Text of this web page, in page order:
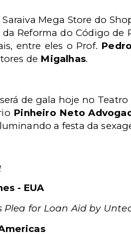
Saraiva Mega Store do
Reforma do Código de
entre eles o Prof.
de Migalhas.
de gala hoje no
Pinheiro Neto
a festa da
- EUA
Plea for Loan Aid by